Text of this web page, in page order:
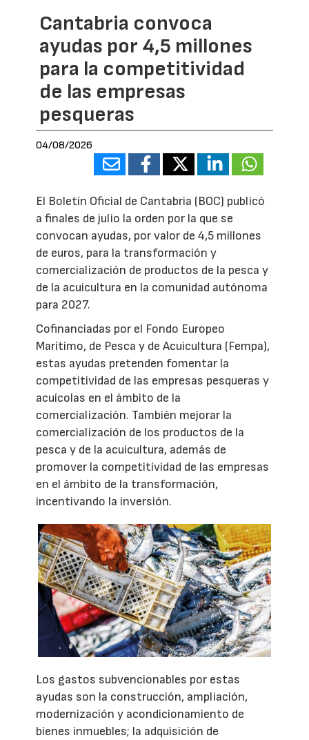
Cantabria convoca
ayudas por 4,5 millones
para la competitividad
de las empresas
pesqueras
04/08/2026
El Boletín Oficial de Cantabria (BOC) publicó
a finales de julio la orden por la que se
convocan ayudas, por valor de 4,5 millones
de euros, para la transformación y
comercialización de productos de la pesca y
de la acuicultura en la comunidad autónoma
para 2027.
Cofinanciadas por el Fondo Europeo
Marítimo, de Pesca y de Acuicultura (Fempa),
estas ayudas pretenden fomentar la
competitividad de las empresas pesqueras y
acuícolas en el ámbito de la
comercialización. También mejorar la
comercialización de los productos de la
pesca y de la acuicultura, además de
promover la competitividad de las empresas
en el ámbito de la transformación,
incentivando la inversión.
Los gastos subvencionables por estas
ayudas son la construcción, ampliación,
modernización y acondicionamiento de
bienes inmuebles; la adquisición de